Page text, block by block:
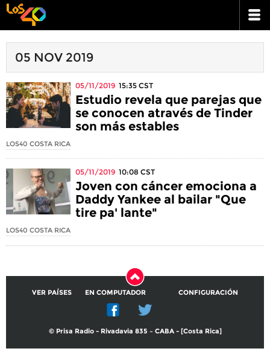
05 NOV 2019
05/11/2019 15:35 CST
Estudio revela que parejas que
se conocen através de Tinder
son más estables
LOS40 COSTA RICA
05/11/2019 10:08 CST
Joven con cáncer emociona a
Daddy Yankee al bailar "Que
tire pa' lante"
LOS40 COSTA RICA
VER PAÍSES EN COMPUTADOR CONFIGURACIÓN
© Prisa Radio - Rivadavia 835 – CABA - [Costa Rica]